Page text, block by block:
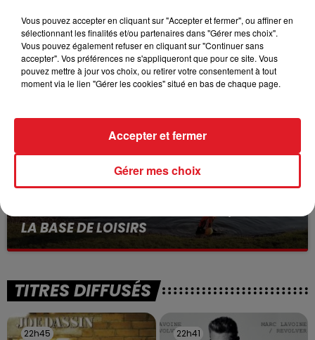
15 juillet 2026
BÉTHUNE: ENQUÊTE POUR HOMICIDE
VOLONTAIRE EN COURS, APRÈS LA...
Selon les premiers éléments, le logement servait
à des prostituées
LA BASE DE LOISIRS
La victime a coulé à pic
TITRES DIFFUSÉS
22h45
22h45 22h41
22h41
Vous pouvez accepter en cliquant sur "Accepter et fermer", ou affiner en
sélectionnant les finalités et/ou partenaires dans "Gérer mes choix".
Vous pouvez également refuser en cliquant sur "Continuer sans
accepter". Vos préférences ne s'appliqueront que pour ce site. Vous
pouvez mettre à jour vos choix, ou retirer votre consentement à tout
moment via le lien "Gérer les cookies" situé en bas de chaque page.
Gérer mes choix
Accepter et fermer